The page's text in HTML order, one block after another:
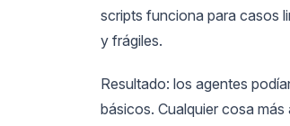
scripts funciona para casos
y frágiles.
Resultado: los agentes
básicos. Cualquier cosa